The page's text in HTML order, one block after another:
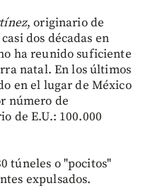
, originario de
dos décadas en
ha reunido suficiente
natal. En los últimos
en el lugar de México
número de
de E.U.: 100.000
túneles o "pocitos"
expulsados.